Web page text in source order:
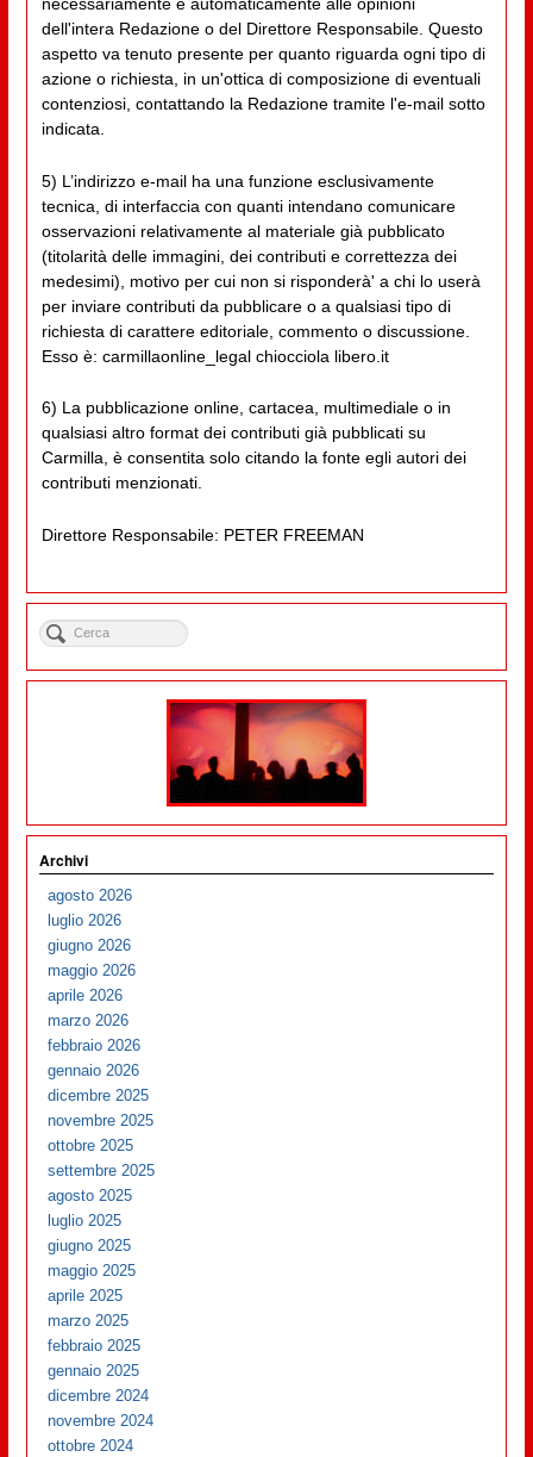
necessariamente e automaticamente alle opinioni
dell'intera Redazione o del Direttore Responsabile. Questo
aspetto va tenuto presente per quanto riguarda ogni tipo di
azione o richiesta, in un'ottica di composizione di eventuali
contenziosi, contattando la Redazione tramite l'e-mail sotto
indicata.
5) L’indirizzo e-mail ha una funzione esclusivamente
tecnica, di interfaccia con quanti intendano comunicare
osservazioni relativamente al materiale già pubblicato
(titolarità delle immagini, dei contributi e correttezza dei
medesimi), motivo per cui non si risponderà' a chi lo userà
per inviare contributi da pubblicare o a qualsiasi tipo di
richiesta di carattere editoriale, commento o discussione.
Esso è: carmillaonline_legal chiocciola libero.it
6) La pubblicazione online, cartacea, multimediale o in
qualsiasi altro format dei contributi già pubblicati su
Carmilla, è consentita solo citando la fonte egli autori dei
contributi menzionati.
Direttore Responsabile: PETER FREEMAN
Archivi
agosto 2026
luglio 2026
giugno 2026
maggio 2026
aprile 2026
marzo 2026
febbraio 2026
gennaio 2026
dicembre 2025
novembre 2025
ottobre 2025
settembre 2025
agosto 2025
luglio 2025
giugno 2025
maggio 2025
aprile 2025
marzo 2025
febbraio 2025
gennaio 2025
dicembre 2024
novembre 2024
ottobre 2024